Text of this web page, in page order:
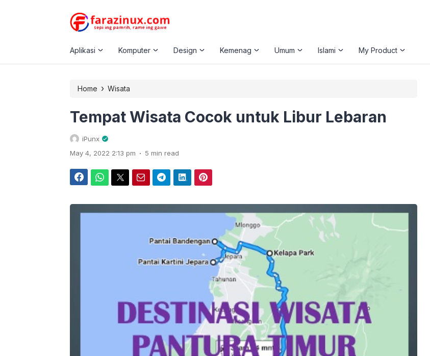
Aplikasi Komputer Design Kemenag Umum Islami My Product
Home › Wisata
Tempat Wisata Cocok untuk Libur Lebaran
iPunx
May 4, 2022 2:13 pm . 5 min read